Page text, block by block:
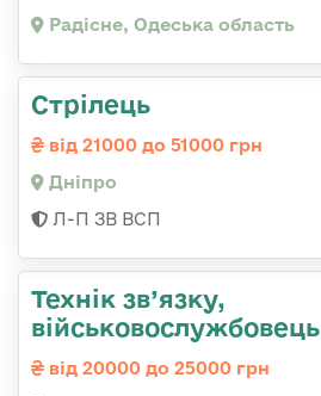
Радісне, Одеська область
Стрілець
від 21000 до 51000 грн
Дніпро
Л-П ЗВ ВСП
Технік зв’язку,
військовослужбовець
від 20000 до 25000 грн